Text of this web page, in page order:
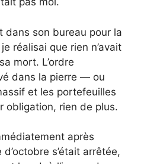
dans son bureau pour la
réalisai que rien n’avait
mort. L’ordre
dans la pierre — ou
et les portefeuilles
obligation, rien de plus.
après
s’était arrêtée,